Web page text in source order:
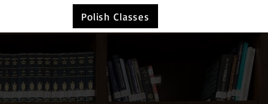
Polish Classes